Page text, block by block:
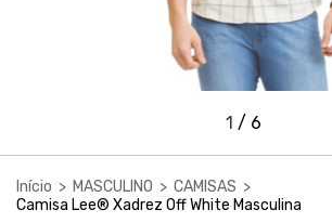
1 / 6
Início > MASCULINO > CAMISAS >
Camisa Lee® Xadrez Off White Masculina